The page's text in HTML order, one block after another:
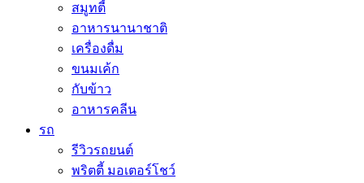
สมูทตี้
อาหารนานาชาติ
เครื่องดื่ม
ขนมเค้ก
กับข้าว
อาหารคลีน
รถ
รีวิวรถยนต์
พริตตี้ มอเตอร์โชว์